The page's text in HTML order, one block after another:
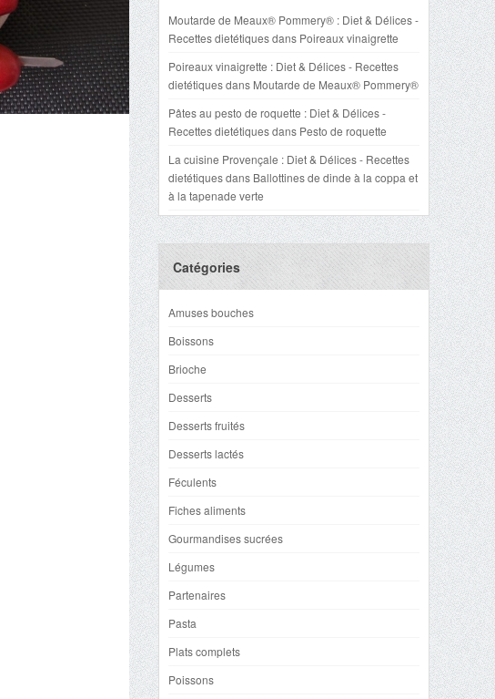
Moutarde de Meaux® Pommery® : Diet & Délices -
Recettes dietétiquesdans Poireaux vinaigrette
Poireaux vinaigrette : Diet & Délices - Recettes
dietétiquesdans Moutarde de Meaux® Pommery®
Pâtes au pesto de roquette : Diet & Délices -
Recettes dietétiquesdans Pesto de roquette
La cuisine Provençale : Diet & Délices - Recettes
dietétiquesdans Ballottines de dinde à la coppa et
à la tapenade verte
Catégories
Amuses bouches
Boissons
Brioche
Desserts
Desserts fruités
Desserts lactés
Féculents
Fiches aliments
Gourmandises sucrées
Légumes
Partenaires
Pasta
Plats complets
Poissons